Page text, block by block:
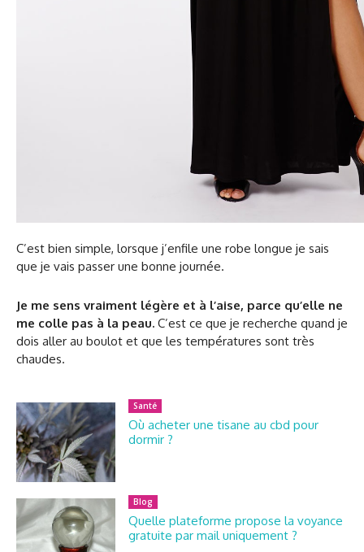
C’est bien simple, lorsque j’enfile une robe longue je sais
que je vais passer une bonne journée.
Je me sens vraiment légère et à l’aise, parce qu’elle ne
me colle pas à la peau. C’est ce que je recherche quand je
dois aller au boulot et que les températures sont très
chaudes.
Santé
Où acheter une tisane au cbd pour
dormir ?
Blog
Quelle plateforme propose la voyance
gratuite par mail uniquement ?